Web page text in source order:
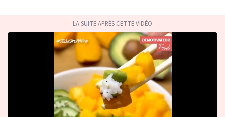
- LA SUITE APRÈS CETTE VIDÉO -